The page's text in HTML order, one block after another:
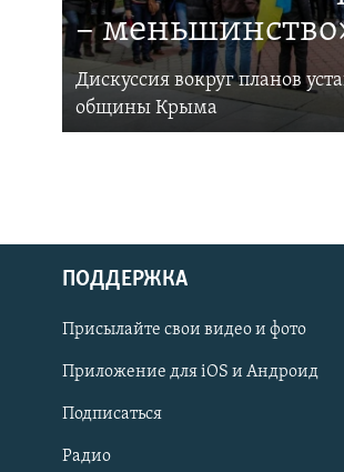
Українською
Qırımtatar
ПРИСОЕДИНЯЙТЕСЬ!
–
Дискуссия вокруг планов
общины Крыма
ПОДДЕРЖКА
Присылайте свои видео и фото
Приложение для iOS и Андроид
Подписаться
Радио